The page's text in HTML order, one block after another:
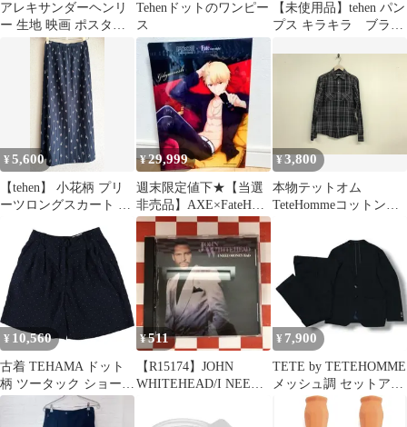
アレキサンダーヘンリ
ー 生地 映画 ポスター
柄 FavouriteHaunts
Tehenドットのワンピー
ス
【未使用品】tehen パン
プス キラキラ ブラッ
¥5,600
【tehen】 小花柄 プリ
ーツロングスカート ネ
¥29,999
週末限定値下★【当選
非売品】AXE×FateHF
コラボキャンペーンク
リアファイル
¥3,800
本物テットオム
TeteHommeコットンチ
ンズサーフアメカジワ
ークミリタリーストリ
ートスケータービジネ
ススーツモードゴルフ
ドレスグレー5M
¥ 10,560
古着 TEHAMA ドット
柄 ツータック ショーツ
ショートパンツ USA製
レディースL(w28)相
¥511
【R15174】JOHN
WHITEHEAD/I NEED
¥ 7,900
TETE by TETEHOMME
メッシュ調 セットアッ
プ ネイビー L相当